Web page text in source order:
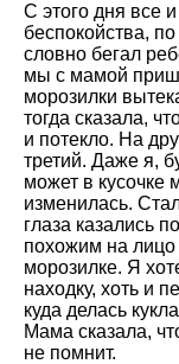
С этого дня все
беспокойства,
словно бегал
мы с мамой
морозилки
тогда сказала,
и потекло. На
третий. Даже я,
может в кусочке
изменилась.
глаза казались
похожим на
морозилке. Я
находку, хоть и
куда делась
Мама сказала,
не помнит.